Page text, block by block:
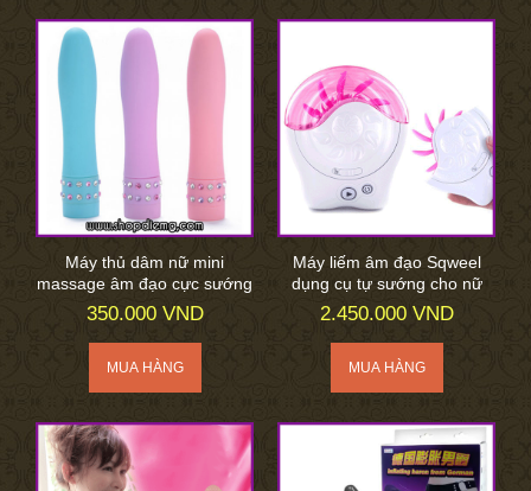
Máy thủ dâm nữ mini
massage âm đạo cực sướng
350.000 VND
Máy liếm âm đạo Sqweel
dụng cụ tự sướng cho nữ
2.450.000 VND